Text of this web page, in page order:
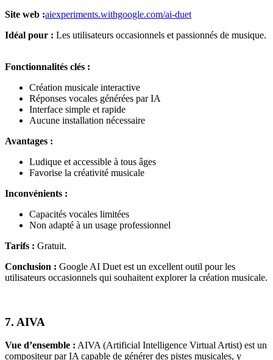
Site web :aiexperiments.withgoogle.com/ai-duet
Idéal pour : Les utilisateurs occasionnels et passionnés de musique.
Fonctionnalités clés :
Création musicale interactive
Réponses vocales générées par IA
Interface simple et rapide
Aucune installation nécessaire
Avantages :
Ludique et accessible à tous âges
Favorise la créativité musicale
Inconvénients :
Capacités vocales limitées
Non adapté à un usage professionnel
Tarifs : Gratuit.
Conclusion : Google AI Duet est un excellent outil pour les
utilisateurs occasionnels qui souhaitent explorer la création musicale.
7. AIVA
Vue d’ensemble : AIVA (Artificial Intelligence Virtual Artist) est un
compositeur par IA capable de générer des pistes musicales, y